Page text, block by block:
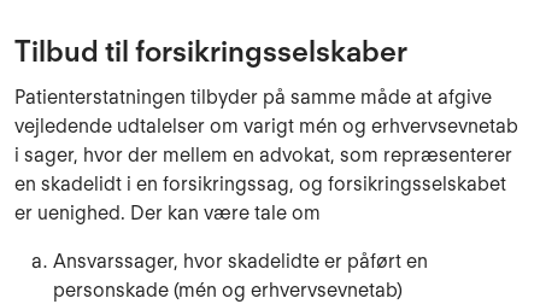
Tilbud til forsikringsselskaber
Patienterstatningen tilbyder på samme måde at afgive
vejledende udtalelser om varigt mén og erhvervsevnetab
i sager, hvor der mellem en advokat, som repræsenterer
en skadelidt i en forsikringssag, og forsikringsselskabet
er uenighed. Der kan være tale om
Ansvarssager, hvor skadelidte er påført en
personskade (mén og erhvervsevnetab)